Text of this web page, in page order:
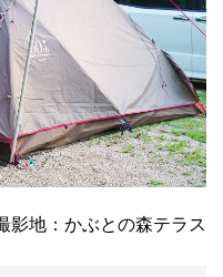
影地：かぶとの森テラス